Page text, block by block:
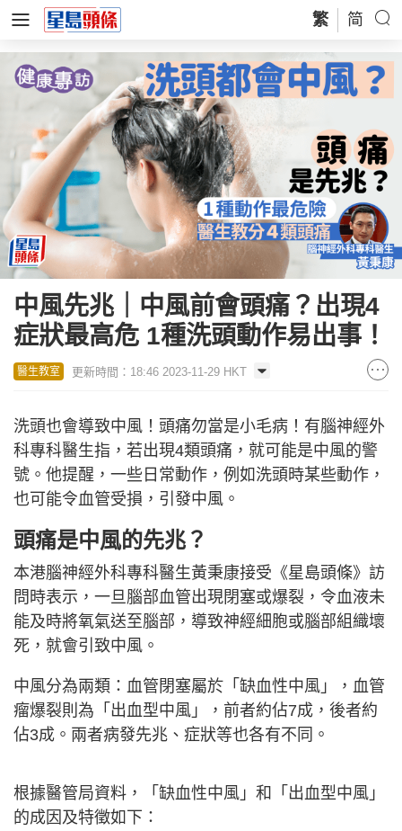
繁 简
中風先兆｜中風前會頭痛？出現4
症狀最高危 1種洗頭動作易出事！
醫生教室 更新時間：18:46 2023-11-29 HKT
洗頭也會導致中風！頭痛勿當是小毛病！有腦神經外
科專科醫生指，若出現4類頭痛，就可能是中風的警
號。他提醒，一些日常動作，例如洗頭時某些動作，
也可能令血管受損，引發中風。
頭痛是中風的先兆？
本港腦神經外科專科醫生黃秉康接受《星島頭條》訪
問時表示，一旦腦部血管出現閉塞或爆裂，令血液未
能及時將氧氣送至腦部，導致神經細胞或腦部組織壞
死，就會引致中風。
中風分為兩類：血管閉塞屬於「缺血性中風」，血管
瘤爆裂則為「出血型中風」，前者約佔7成，後者約
佔3成。兩者病發先兆、症狀等也各有不同。
根據醫管局資料，「缺血性中風」和「出血型中風」
的成因及特徵如下：